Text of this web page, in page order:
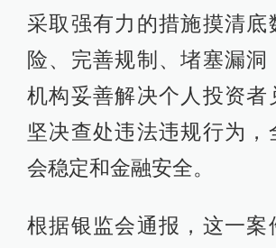
采取强有力的措施摸清底
险、完善规制、堵塞漏洞
机构妥善解决个人投资者
坚决查处违法违规行为，
会稳定和金融安全。
根据银监会通报，这一案